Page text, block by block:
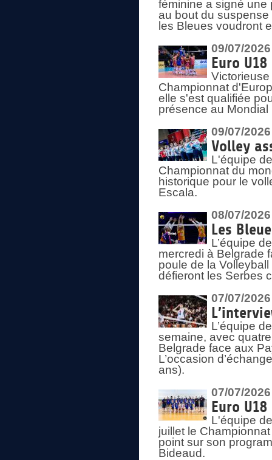
féminine a signé une
au bout du
les Bleues voudront
09/07/2026
Euro
Championnat
elle s'est qualifiée
présence au
09/07/2026
Volley
L'équipe
Championnat du
historique pour le
Escala.
08/07/2026
Les
L’équipe
mercredi à Belgrade
poule de la
défieront les Serbes
07/07/2026
L’équipe
semaine, avec
Belgrade face aux
L’occasion
ans).
07/07/2026
Euro
L'équipe
juillet le
point sur son
Bideaud.